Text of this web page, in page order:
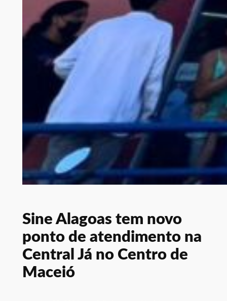
Sine Alagoas tem novo
ponto de atendimento na
Central Já no Centro de
Maceió